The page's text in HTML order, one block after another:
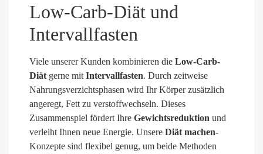
Low-Carb-Diät und
Intervallfasten
Viele unserer Kunden kombinieren die Low-Carb-
Diät gerne mit Intervallfasten. Durch zeitweise
Nahrungsverzichtsphasen wird Ihr Körper zusätzlich
angeregt, Fett zu verstoffwechseln. Dieses
Zusammenspiel fördert Ihre Gewichtsreduktion und
verleiht Ihnen neue Energie. Unsere Diät machen-
Konzepte sind flexibel genug, um beide Methoden